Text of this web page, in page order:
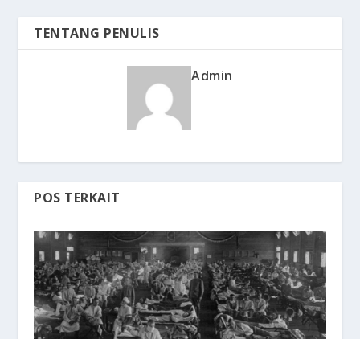
TENTANG PENULIS
Admin
POS TERKAIT